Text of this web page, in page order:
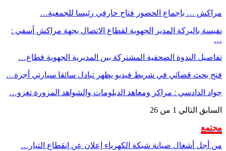
مراكش … بإجماع الحضور فتاح حارفي رئيسا للجمعية…
نفيسة بالبركة المدير الجهوية لقطاع الاتصال بجهة مراكش آسفي :
…
تفاصيل الندوة الصحفية المشتركة بين المديرية الجهوية قطاع…
فتح بحث قضائي في شريط فيديو يظهر تبادل سائقا سيارتي أجرة…
جواد الدادسي : مراكز ومعاهد الدبلومات والشواهد المزورة تغزو…
السابق التالي 1 من 26
مجتمع
من أجل أشغال صيانة شبكة الكهرباء إعلان عن إنقطاع التيار…